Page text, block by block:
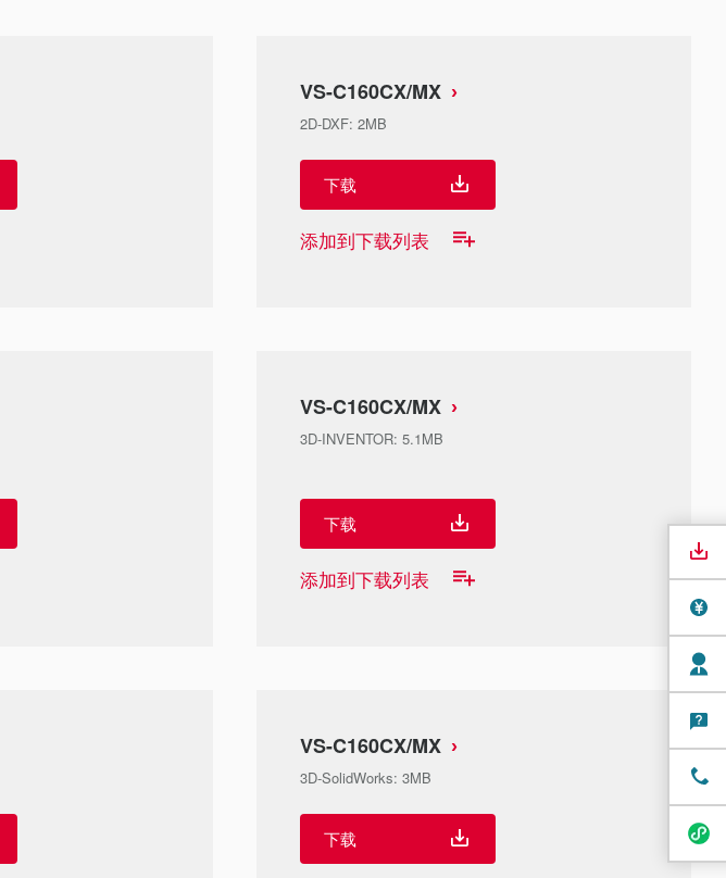
VS-C160CX/MX
2D-DXF: 2MB
下载
添加到下载列表
VS-C160CX/MX
3D-INVENTOR: 5.1MB
下载
添加到下载列表
VS-C160CX/MX
3D-SolidWorks: 3MB
下载